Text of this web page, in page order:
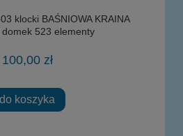
klocki BAŚNIOWA KRAINA
523 elementy
100,00 zł
do koszyka